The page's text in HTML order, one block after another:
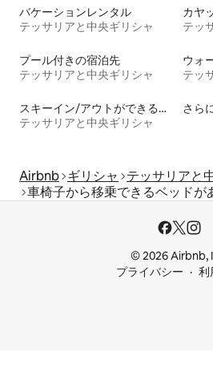
バケーションレンタル
テッサリアと中央ギリシャ
カヤ
テッ
プール付きの宿泊先
テッサリアと中央ギリシャ
テッ
スキーイン/アウトができる宿泊先
テッサリアと中央ギリシャ
さら
Airbnb ギリシャ
テッサリアと
車椅子から移乗できるベッドが
© 2026 Airbnb,
プライバシー
利